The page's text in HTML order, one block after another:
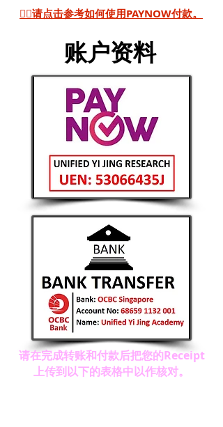
👉🏻请点击参考如何使用PAYNOW付款。
账户资料
请在完成转账和付款后把您的Receipt
上传到以下的表格中以作核对。